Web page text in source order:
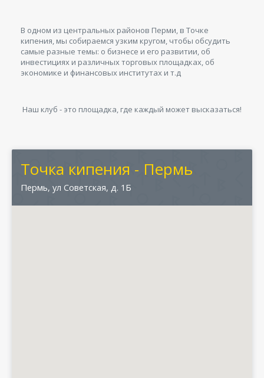
В одном из центральных районов Перми, в Точке
кипения, мы собираемся узким кругом, чтобы обсудить
самые разные темы: о бизнесе и его развитии, об
инвестициях и различных торговых площадках, об
экономике и финансовых институтах и т.д
Наш клуб - это площадка, где каждый может высказаться!
Точка кипения - Пермь
Пермь, ул Советская, д. 1Б